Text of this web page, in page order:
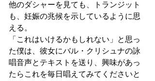
他のダシャーを見ても、トランジット
も、妊娠の兆候を示しているように思
える。
「これはいけるかもしれない」と思っ
た僕は、彼女にバル・クリシュナの詠
唱音声とテキストを送り、興味があっ
たらこれを毎日唱えてみてくださいと